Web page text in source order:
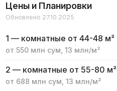
Цены и Планировки
Обновлено 27.10.2025
1 — комнатные от 44-48 м²
от 550 млн сум 13 млн/м²
2 — комнатные от 55-80 м²
от 688 млн сум 13 млн/м²